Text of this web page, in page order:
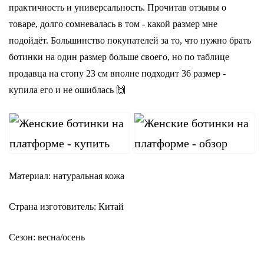
практичность и универсальность. Прочитав отзывы о
товаре, долго сомневалась в том - какой размер мне
подойдёт. Большинство покупателей за то, что нужно брать
ботинки на один размер больше своего, но по таблице
продавца на стопу 23 см вполне подходит 36 размер -
купила его и не ошиблась 🙌
Материал: натуральная кожа
Страна изготовитель: Китай
Сезон: весна/осень